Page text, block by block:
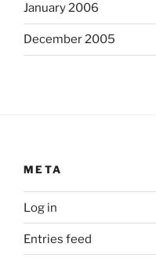
January 2006
December 2005
META
Log in
Entries feed